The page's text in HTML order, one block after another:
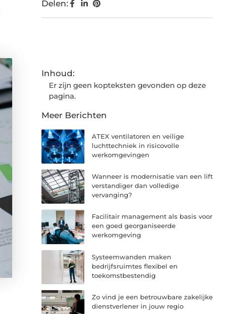
Delen:
Inhoud:
Er zijn geen kopteksten gevonden op deze
pagina.
Meer Berichten
ATEX ventilatoren en veilige
luchttechniek in risicovolle
werkomgevingen
Wanneer is modernisatie van een lift
verstandiger dan volledige
vervanging?
Facilitair management als basis voor
een goed georganiseerde
werkomgeving
Systeemwanden maken
bedrijfsruimtes flexibel en
toekomstbestendig
Zo vind je een betrouwbare zakelijke
dienstverlener in jouw regio